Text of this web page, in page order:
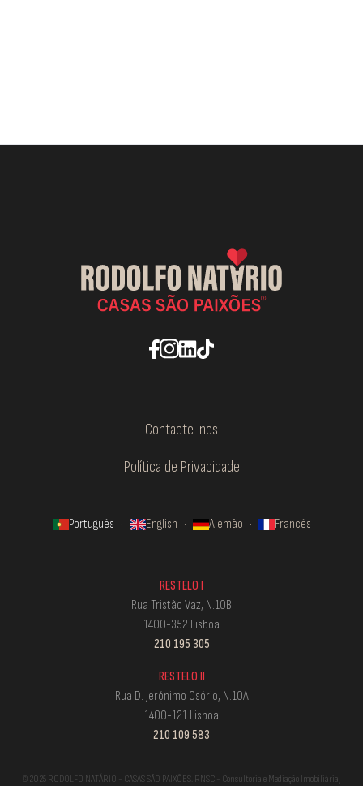
Contacte-nos
Política de Privacidade
Português · English · Alemão · Francês
RESTELO I
Rua Tristão Vaz, N.10B
1400-352 Lisboa
210 195 305
RESTELO II
Rua D. Jerónimo Osório, N.10A
1400-121 Lisboa
210 109 583
© 2025 RODOLFO NATÁRIO - CASAS SÃO PAIXÕES. RNSC - Consultoria e Mediação Imobiliária,